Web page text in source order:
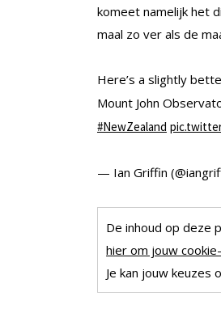
komeet namelijk het
maal zo ver als de
Here’s a slightly
Mount John
#NewZealand
— Ian Griffin
De inhoud op deze
hier om jouw
Je kan jouw keuzes